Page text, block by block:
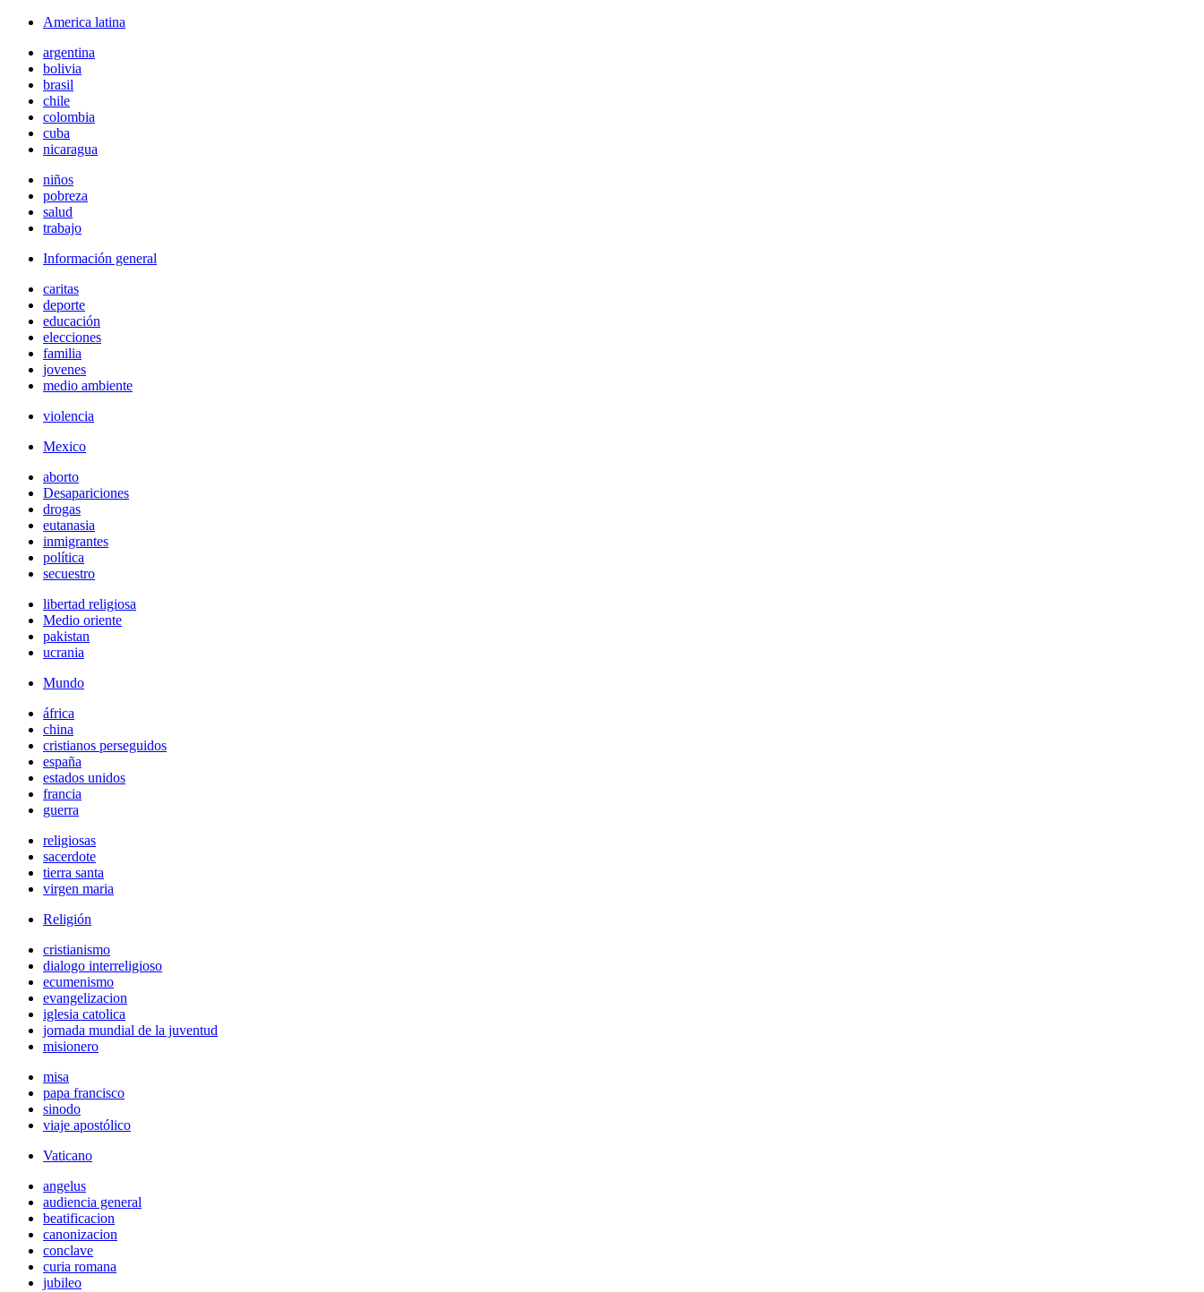
America latina
argentina
bolivia
brasil
chile
colombia
cuba
nicaragua
niños
pobreza
salud
trabajo
Información general
caritas
deporte
educación
elecciones
familia
jovenes
medio ambiente
violencia
Mexico
aborto
Desapariciones
drogas
eutanasia
inmigrantes
política
secuestro
libertad religiosa
Medio oriente
pakistan
ucrania
Mundo
áfrica
china
cristianos perseguidos
españa
estados unidos
francia
guerra
religiosas
sacerdote
tierra santa
virgen maria
Religión
cristianismo
dialogo interreligioso
ecumenismo
evangelizacion
iglesia catolica
jornada mundial de la juventud
misionero
misa
papa francisco
sinodo
viaje apostólico
Vaticano
angelus
audiencia general
beatificacion
canonizacion
conclave
curia romana
jubileo